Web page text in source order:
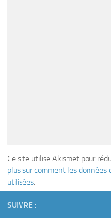
Ce site utilise Akismet pour
plus sur comment les données
utilisées.
SUIVRE :